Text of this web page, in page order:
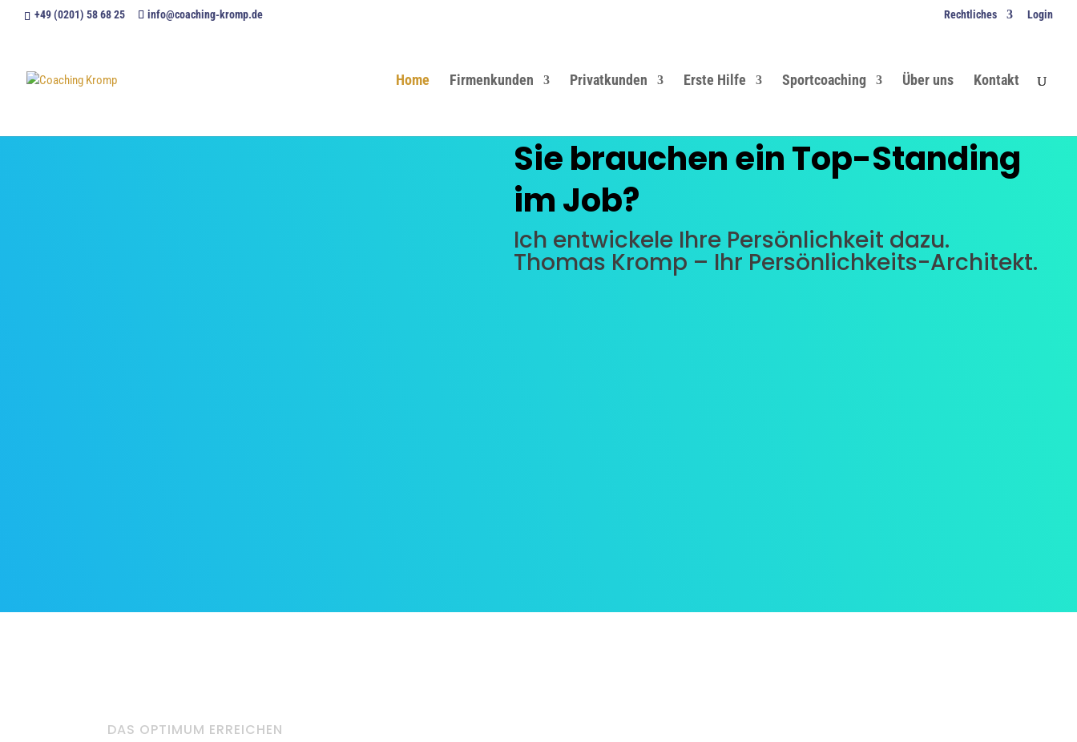
+49 (0201) 58 68 25 info@coaching-kromp.de Rechtliches Login
Home Firmenkunden Privatkunden Erste Hilfe Sportcoaching Über uns Kontakt
Sie brauchen ein Top-Standing
im Job?
Ich entwickele Ihre Persönlichkeit dazu.
Thomas Kromp – Ihr Persönlichkeits-Architekt.
DAS OPTIMUM ERREICHEN